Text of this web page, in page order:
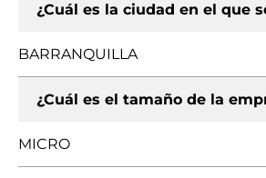
¿Cuál es la ciudad en el que
BARRANQUILLA
¿Cuál es el tamaño de la
MICRO